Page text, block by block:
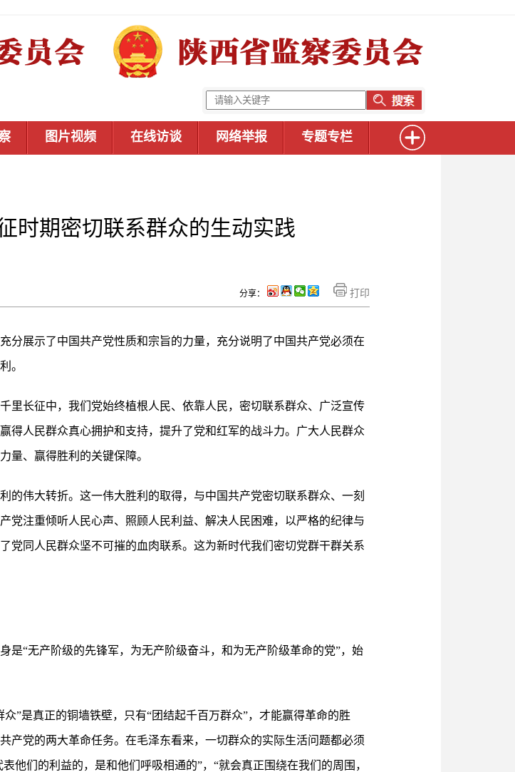
图片视频 在线访谈 网络举报 专题专栏
时期密切联系群众的生动实践
打印
分享：
分展示了中国共产党性质和宗旨的力量，充分说明了中国共产党必须在
。
里长征中，我们党始终植根人民、依靠人民，密切联系群众、广泛宣传
得人民群众真心拥护和支持，提升了党和红军的战斗力。广大人民群众
量、赢得胜利的关键保障。
的伟大转折。这一伟大胜利的取得，与中国共产党密切联系群众、一刻
党注重倾听人民心声、照顾人民利益、解决人民困难，以严格的纪律与
党同人民群众坚不可摧的血肉联系。这为新时代我们密切党群干群关系
是“无产阶级的先锋军，为无产阶级奋斗，和为无产阶级革命的党”，始
”是真正的铜墙铁壁，只有“团结起千百万群众”，才能赢得革命的胜
产党的两大革命任务。在毛泽东看来，一切群众的实际生活问题都必须
他们的利益的，是和他们呼吸相通的”，“就会真正围绕在我们的周围，